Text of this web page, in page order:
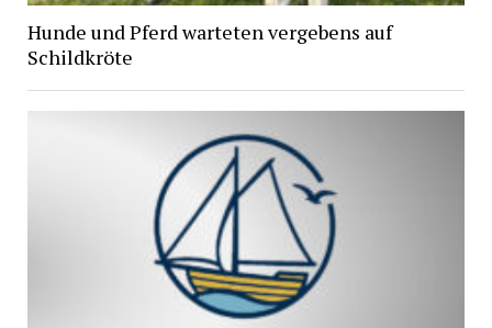
Hunde und Pferd warteten vergebens auf
Schildkröte